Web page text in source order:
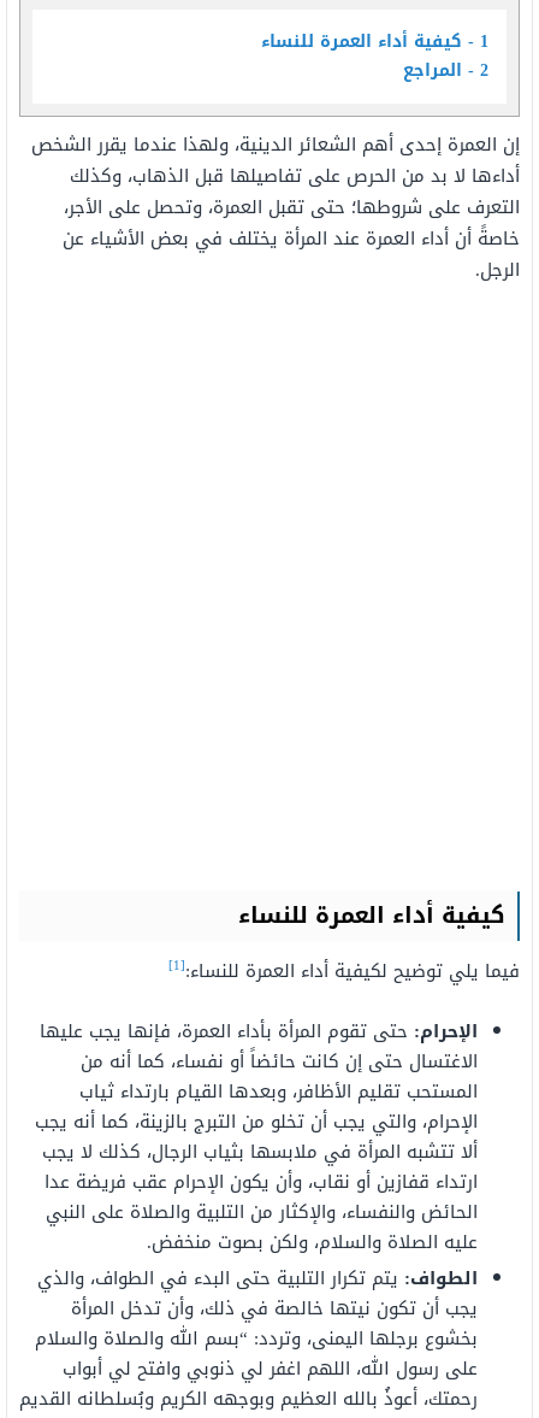
1
كيفية أداء العمرة للنساء
2 المراجع
إن العمرة إحدى أهم الشعائر الدينية، ولهذا عندما يقرر الشخص
أداءها لا بد من الحرص على تفاصيلها قبل الذهاب، وكذلك
التعرف على شروطها؛ حتى تقبل العمرة، وتحصل على الأجر،
خاصةً أن أداء العمرة عند المرأة يختلف في بعض الأشياء عن
الرجل.
كيفية أداء العمرة للنساء
فيما يلي توضيح لكيفية أداء العمرة للنساء:[1]
الإحرام: حتى تقوم المرأة بأداء العمرة، فإنها يجب عليها
الاغتسال حتى إن كانت حائضاً أو نفساء، كما أنه من
المستحب تقليم الأظافر، وبعدها القيام بارتداء ثياب
الإحرام، والتي يجب أن تخلو من التبرج بالزينة، كما أنه يجب
ألا تتشبه المرأة في ملابسها بثياب الرجال، كذلك لا يجب
ارتداء قفازين أو نقاب، وأن يكون الإحرام عقب فريضة عدا
الحائض والنفساء، والإكثار من التلبية والصلاة على النبي
عليه الصلاة والسلام، ولكن بصوت منخفض.
الطواف: يتم تكرار التلبية حتى البدء في الطواف، والذي
يجب أن تكون نيتها خالصة في ذلك، وأن تدخل المرأة
بخشوع برجلها اليمنى، وتردد: “بسم الله والصلاة والسلام
على رسول الله، اللهم اغفر لي ذنوبي وافتح لي أبواب
رحمتك، أعوذُ بالله العظيم وبوجهه الكريم وبُسلطانه القديم